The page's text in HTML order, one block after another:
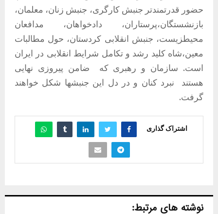
حضور قدرتمندتر جنبش کارگری، جنبش زنان، معلمان،
بازنشستگان،پرستاران، دادخواهان، مدافعان
محیطزیست، جنبش انقلابی کردستان، حول مطالبات
معین،شاه کلید رشد و تکامل شرایط انقلابی در ایران
است. سازمان و رهبری که
ضامن پیروزی نهایی
هستند
نبرد کنان و در دل این جنبشها شکل خواهند
گرفت.
اشتراک گذاری
نوشته های مرتبط: